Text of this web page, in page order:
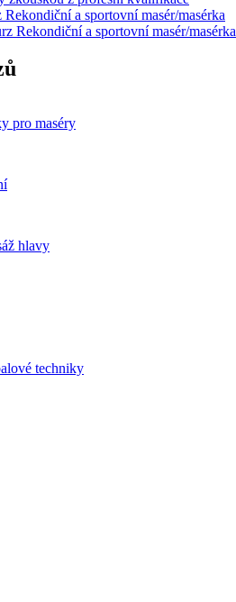
a sportovní masér/masérka
Rekondiční a sportovní masér/masérka
pro maséry
hlavy
techniky